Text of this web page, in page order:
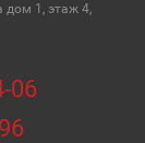
дом 1, этаж 4,
06